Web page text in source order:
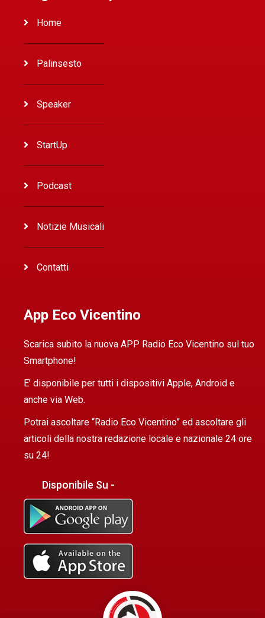
Home
Palinsesto
Speaker
StartUp
Podcast
Notizie Musicali
Contatti
App Eco Vicentino
Scarica subito la nuova APP Radio Eco Vicentino sul tuo
Smartphone!
E’ disponibile per tutti i dispositivi Apple, Android e
anche via Web.
Potrai ascoltare “Radio Eco Vicentino” ed ascoltare gli
articoli della nostra redazione locale e nazionale 24 ore
su 24!
Disponibile Su -